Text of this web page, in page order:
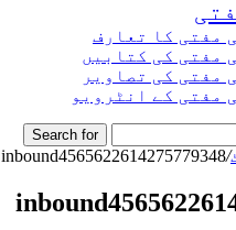
مفتی کا تعارف
مفتی کی کتابیں
مفتی کی تصاویر
مفتی کے انٹرویو
Search for
/
inbound4565622614275779348